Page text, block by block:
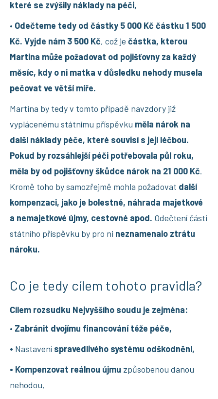
které se zvýšily náklady na péči,
• Odečteme tedy od částky 5 000 Kč částku 1 500
Kč. Vyjde nám 3 500 Kč, což je částka, kterou
Martina může požadovat od pojišťovny za každý
měsíc, kdy o ni matka v důsledku nehody musela
pečovat ve větší míře.
Martina by tedy v tomto případě navzdory již
vyplácenému státnímu příspěvku měla nárok na
další náklady péče, které souvisí s její léčbou.
Pokud by rozsáhlejší péči potřebovala půl roku,
měla by od pojišťovny škůdce nárok na 21 000 Kč.
Kromě toho by samozřejmě mohla požadovat další
kompenzaci, jako je bolestné, náhrada majetkové
a nemajetkové újmy, cestovné apod. Odečtení části
státního příspěvku by pro ni neznamenalo ztrátu
nároku.
Co je tedy cílem tohoto pravidla?
Cílem rozsudku Nejvyššího soudu je zejména:
• Zabránit dvojímu financování téže péče,
• Nastavení spravedlivého systému odškodnění,
• Kompenzovat reálnou újmu způsobenou danou
nehodou,